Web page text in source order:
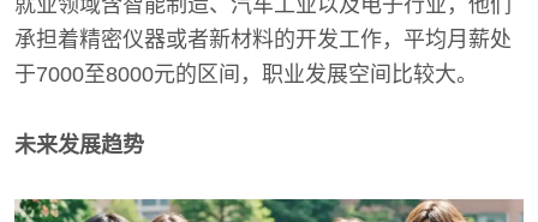
就业领域含智能制造、汽车工业以及电子行业，他们
承担着精密仪器或者新材料的开发工作，平均月薪处
于7000至8000元的区间，职业发展空间比较大。
未来发展趋势